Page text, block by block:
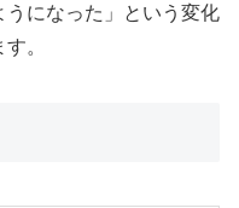
うになった」という変化
。